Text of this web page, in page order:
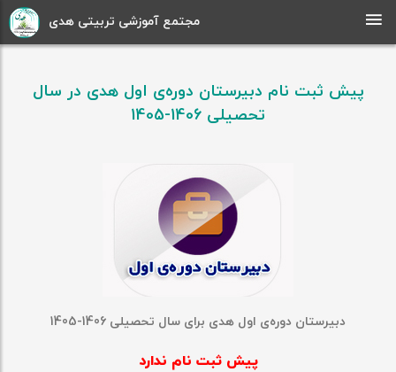
مجتمع آموزشی تربیتی هدی
پیش ثبت نام دبیرستان دوره‌ی اول هدی در سال
تحصیلی 1406-1405
دبیرستان دوره‌ی اول هدی برای سال تحصیلی 1406-1405
پیش ثبت نام ندارد